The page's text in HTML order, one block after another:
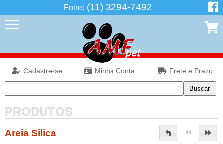
Fone: (11) 3294-7492
Cadastre-se Minha Conta Frete e Prazo
PRODUTOS
Areia Silica